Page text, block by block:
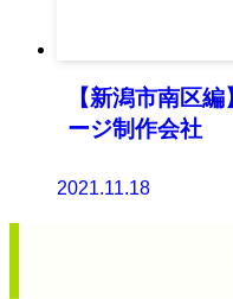
【新潟市南区
ージ制作会社
2021.11.18